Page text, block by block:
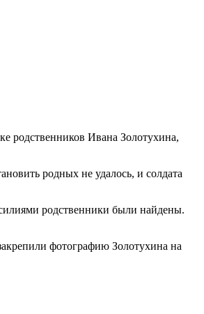
родственников Ивана Золотухина,
родных не удалось, и солдата
родственники были найдены.
фотографию Золотухина на